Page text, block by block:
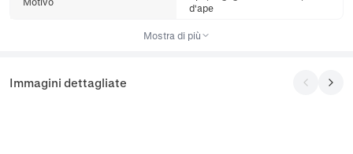
d'ape
Mostra di più
Immagini dettagliate